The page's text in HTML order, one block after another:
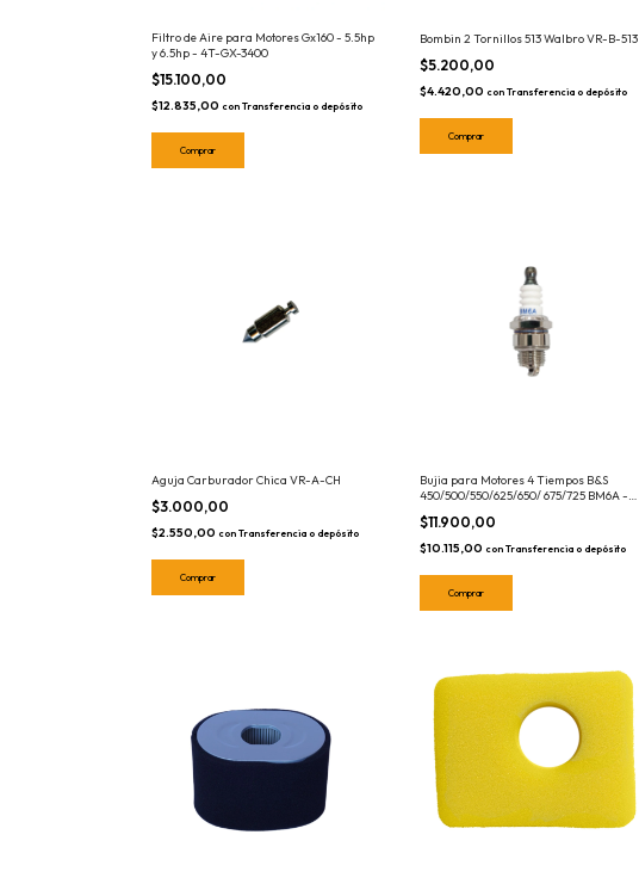
Filtro de Aire para Motores Gx160 - 5.5hp
y 6.5hp - 4T-GX-3400
$15.100,00
$12.835,00 con Transferencia o depósito
Bombin 2 Tornillos 513 Walbro VR-B-513
$5.200,00
$4.420,00 con Transferencia o depósito
Aguja Carburador Chica VR-A-CH
$3.000,00
$2.550,00 con Transferencia o depósito
Bujia para Motores 4 Tiempos B&S
450/500/550/625/650/ 675/725 BM6A -
02-04-0075
$11.900,00
$10.115,00 con Transferencia o depósito